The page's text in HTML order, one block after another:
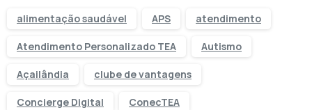
alimentação saudável APS atendimento
Atendimento Personalizado TEA Autismo
Açailândia clube de vantagens
Concierge Digital ConecTEA